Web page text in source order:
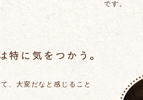
です。
、大変だなと感じること